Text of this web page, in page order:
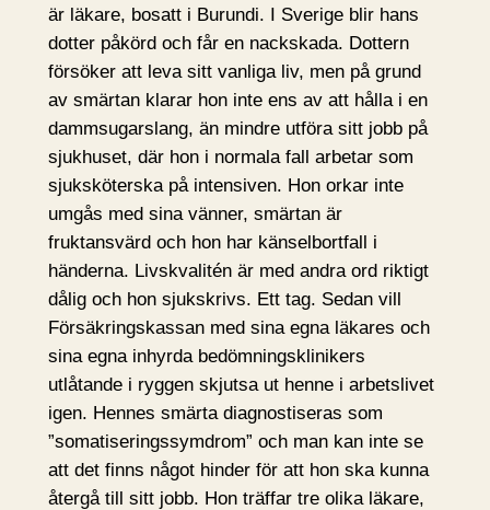
är läkare, bosatt i Burundi. I Sverige blir hans
dotter påkörd och får en nackskada. Dottern
försöker att leva sitt vanliga liv, men på grund
av smärtan klarar hon inte ens av att hålla i en
dammsugarslang, än mindre utföra sitt jobb på
sjukhuset, där hon i normala fall arbetar som
sjuksköterska på intensiven. Hon orkar inte
umgås med sina vänner, smärtan är
fruktansvärd och hon har känselbortfall i
händerna. Livskvalitén är med andra ord riktigt
dålig och hon sjukskrivs. Ett tag. Sedan vill
Försäkringskassan med sina egna läkares och
sina egna inhyrda bedömningsklinikers
utlåtande i ryggen skjutsa ut henne i arbetslivet
igen. Hennes smärta diagnostiseras som
”somatiseringssymdrom” och man kan inte se
att det finns något hinder för att hon ska kunna
återgå till sitt jobb. Hon träffar tre olika läkare,